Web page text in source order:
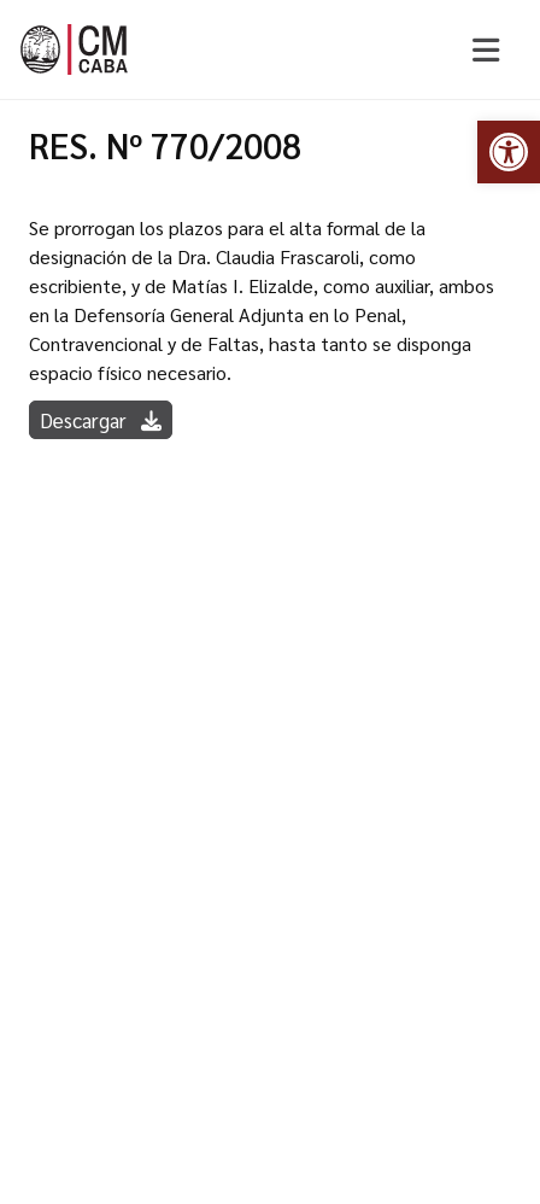
RES. Nº 770/2008
Se prorrogan los plazos para el alta formal de la
designación de la Dra. Claudia Frascaroli, como
escribiente, y de Matías I. Elizalde, como auxiliar, ambos
en la Defensoría General Adjunta en lo Penal,
Contravencional y de Faltas, hasta tanto se disponga
espacio físico necesario.
Descargar